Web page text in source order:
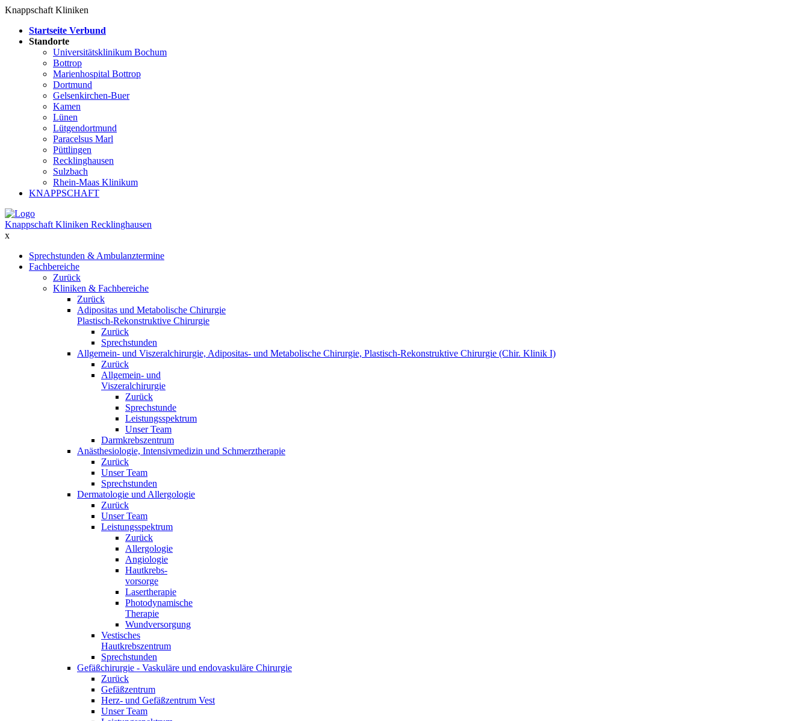
Knappschaft Kliniken
Startseite Verbund
Standorte
Universitätsklinikum Bochum
Bottrop
Marienhospital Bottrop
Dortmund
Gelsenkirchen-Buer
Kamen
Lünen
Lütgendortmund
Paracelsus Marl
Püttlingen
Recklinghausen
Sulzbach
Rhein-Maas Klinikum
KNAPPSCHAFT
Knappschaft Kliniken Recklinghausen
x
Sprechstunden & Ambulanztermine
Fachbereiche
Zurück
Kliniken & Fachbereiche
Zurück
Adipositas und Metabolische Chirurgie
Plastisch-Rekonstruktive Chirurgie
Zurück
Sprechstunden
Allgemein- und Viszeralchirurgie, Adipositas- und Metabolische Chirurgie, Plastisch-Rekonstruktive Chirurgie (Chir. Klinik I)
Zurück
Allgemein- und
Viszeralchirurgie
Zurück
Sprechstunde
Leistungsspektrum
Unser Team
Darmkrebszentrum
Anästhesiologie, Intensivmedizin und Schmerztherapie
Zurück
Unser Team
Sprechstunden
Dermatologie und Allergologie
Zurück
Unser Team
Leistungsspektrum
Zurück
Allergologie
Angiologie
Hautkrebs-
vorsorge
Lasertherapie
Photodynamische
Therapie
Wundversorgung
Vestisches
Hautkrebszentrum
Sprechstunden
Gefäßchirurgie - Vaskuläre und endovaskuläre Chirurgie
Zurück
Gefäßzentrum
Herz- und Gefäßzentrum Vest
Unser Team